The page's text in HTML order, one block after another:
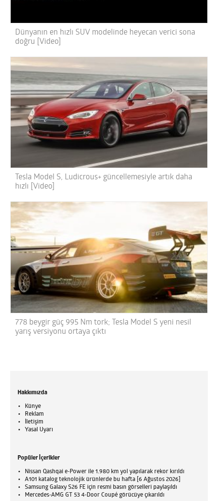
Dünyanın en hızlı SUV modelinde heyecan verici sona
doğru [Video]
Tesla Model S, Ludicrous+ güncellemesiyle artık daha
hızlı [Video]
778 beygir güç 995 Nm tork; Tesla Model S yeni nesil
yarış versiyonu ortaya çıktı
Hakkımızda
Künye
Reklam
İletişim
Yasal Uyarı
Popüler İçerikler
Nissan Qashqai e-Power ile 1.980 km yol yapılarak rekor kırıldı
A101 katalog teknolojik ürünlerde bu hafta [6 Ağustos 2026]
Samsung Galaxy S26 FE için resmi basın görselleri paylaşıldı
Mercedes-AMG GT 53 4-Door Coupé görücüye çıkarıldı